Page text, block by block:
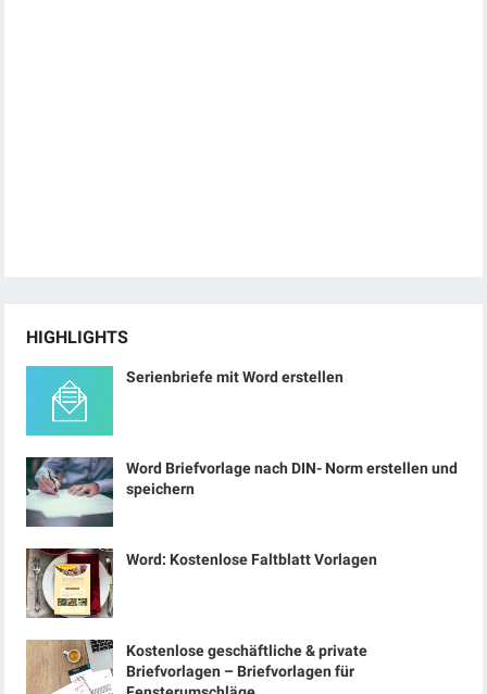
HIGHLIGHTS
Serienbriefe mit Word erstellen
Word Briefvorlage nach DIN- Norm erstellen und
speichern
Word: Kostenlose Faltblatt Vorlagen
Kostenlose geschäftliche & private
Briefvorlagen – Briefvorlagen für